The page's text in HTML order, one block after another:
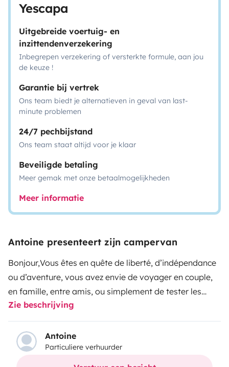
Yescapa
Uitgebreide voertuig- en
inzittendenverzekering
Inbegrepen verzekering of versterkte formule, aan jou
de keuze !
Garantie bij vertrek
Ons team biedt je alternatieven in geval van last-
minute problemen
24/7 pechbijstand
Ons team staat altijd voor je klaar
Beveiligde betaling
Meer gemak met onze betaalmogelijkheden
Meer informatie
Antoine presenteert zijn campervan
Bonjour,Vous êtes en quête de liberté, d’indépendance
ou d’aventure, vous avez envie de voyager en couple,
en famille, entre amis, ou simplement de tester les
vacances en Fourgon en vue d'un futur achat, vous êtes
au bon endroit !!Je vous propose à la location mon
Weinsberg Caratour 600 MQ
2021.C'est un fourgon haut de gamme allemand, tout
équipé, confortable, autonome, prêt pour partir
Zie beschrijving
Antoine
Particuliere verhuurder